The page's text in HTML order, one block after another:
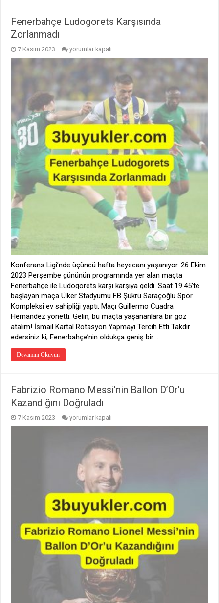
Fenerbahçe Ludogorets Karşısında
Zorlanmadı
7 Kasım 2023
Fenerbahçe
yorumlar kapalı
Konferans Ligi’nde üçüncü hafta heyecanı yaşanıyor. 26 Ekim
2023 Perşembe gününün programında yer alan maçta
Fenerbahçe ile Ludogorets karşı karşıya geldi. Saat 19.45’te
başlayan maça Ülker Stadyumu FB Şükrü Saraçoğlu Spor
Kompleksi ev sahipliği yaptı. Maçı Guillermo Cuadra
Hernandez yönetti. Gelin, bu maçta yaşananlara bir göz
atalım! İsmail Kartal Rotasyon Yapmayı Tercih Etti Takdir
edersiniz ki, Fenerbahçe’nin oldukça geniş bir …
Devamını Okuyun
Fabrizio Romano Messi’nin Ballon D’Or’u
Kazandığını Doğruladı
7 Kasım 2023
Fabrizio
Romano
Kazandığını
Doğruladı
için
yorumlar kapalı